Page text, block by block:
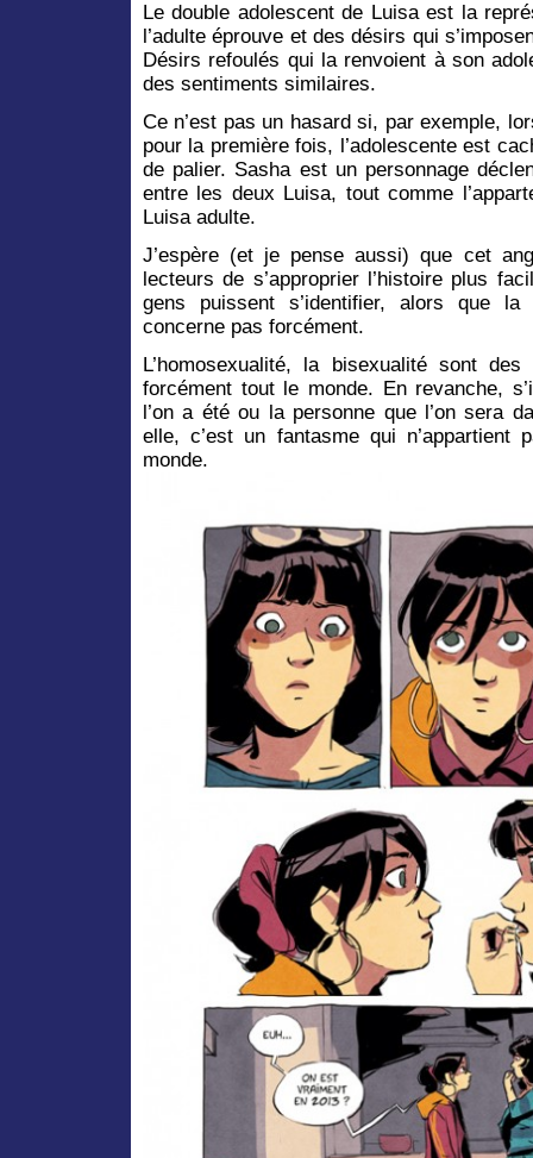
Le double adolescent de Luisa est la
l’adulte éprouve et des désirs qui
Désirs refoulés qui la renvoient à son
des sentiments similaires.
Ce n’est pas un hasard si, par exemple,
pour la première fois, l’adolescente est
de palier. Sasha est un personnage
entre les deux Luisa, tout comme
Luisa adulte.
J’espère (et je pense aussi) que cet
lecteurs de s’approprier l’histoire plus
gens puissent s’identifier, alors que
concerne pas forcément.
L’homosexualité, la bisexualité sont
forcément tout le monde. En revanche,
l’on a été ou la personne que l’on sera
elle, c’est un fantasme qui
monde.